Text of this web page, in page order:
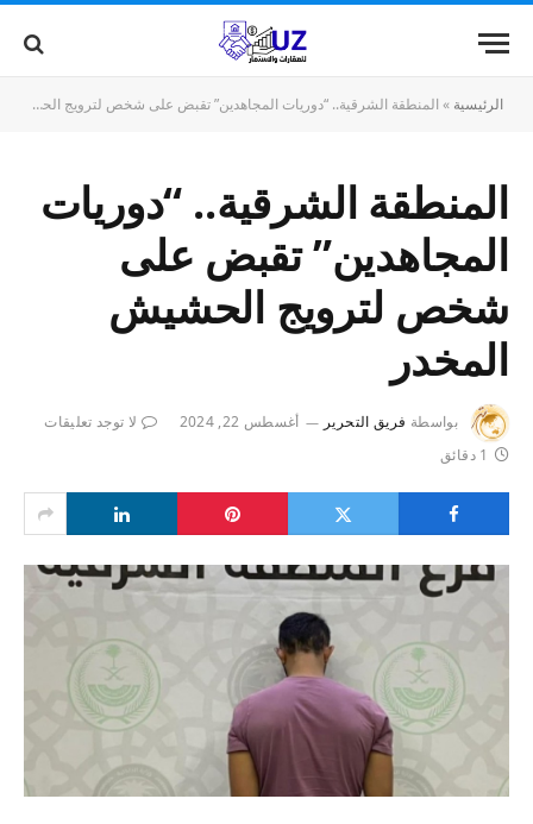
الرئيسية » المنطقة الشرقية.. “دوريات المجاهدين” تقبض على شخص لترويج الحشيش المخدر
المنطقة الشرقية.. “دوريات
المجاهدين” تقبض على
شخص لترويج الحشيش
المخدر
بواسطة فريق التحرير أغسطس 22, 2024
لا توجد تعليقات
1 دقائق